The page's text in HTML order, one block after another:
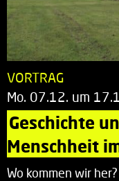
VORTRAG
Mo. 07.12. um
Geschichte
Menschheit
Wo kommen wir